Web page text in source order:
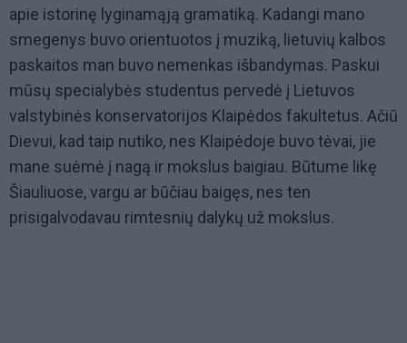
apie istorinę lyginamąją gramatiką. Kadangi mano
smegenys buvo orientuotos į muziką, lietuvių kalbos
paskaitos man buvo nemenkas išbandymas. Paskui
mūsų specialybės studentus pervedė į Lietuvos
valstybinės konservatorijos Klaipėdos fakultetus. Ačiū
Dievui, kad taip nutiko, nes Klaipėdoje buvo tėvai, jie
mane suėmė į nagą ir mokslus baigiau. Būtume likę
Šiauliuose, vargu ar būčiau baigęs, nes ten
prisigalvodavau rimtesnių dalykų už mokslus.